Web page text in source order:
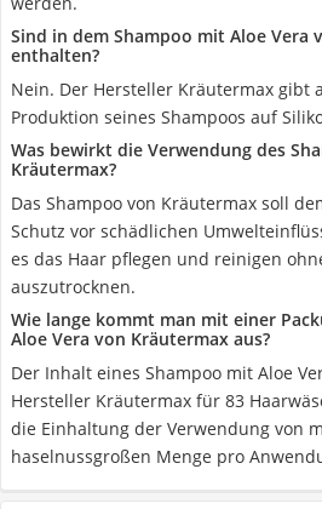
Sind in dem Shampoo mit Aloe Vera
enthalten?
Nein. Der Hersteller Kräutermax gibt
Produktion seines Shampoos auf
Was bewirkt die Verwendung des
Kräutermax?
Das Shampoo von Kräutermax soll
Schutz vor schädlichen
es das Haar pflegen und reinigen
auszutrocknen.
Wie lange kommt man mit einer
Aloe Vera von Kräutermax aus?
Der Inhalt eines Shampoo mit Aloe
Hersteller Kräutermax für 83
die Einhaltung der Verwendung von
haselnussgroßen Menge pro